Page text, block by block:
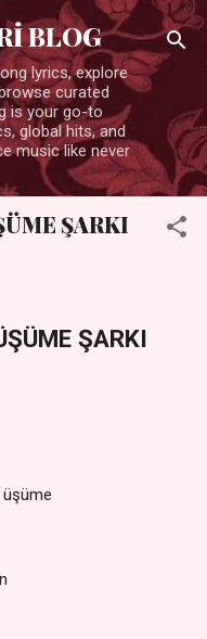
BLOG
lyrics, explore
curated
is your go-to
global hits, and
music like never
ŞARKI
ŞARKI